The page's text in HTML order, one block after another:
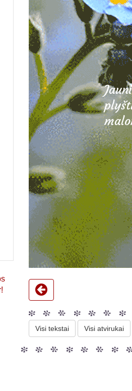
Visi tekstai Visi atvirukai